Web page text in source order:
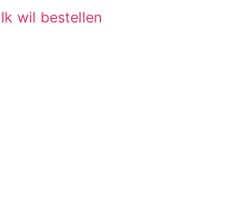
Ik wil bestellen